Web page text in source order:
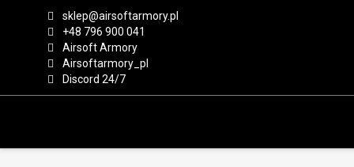
sklep@airsoftarmory.pl
+48 796 900 041
Airsoft Armory
Airsoftarmory_pl
Discord 24/7